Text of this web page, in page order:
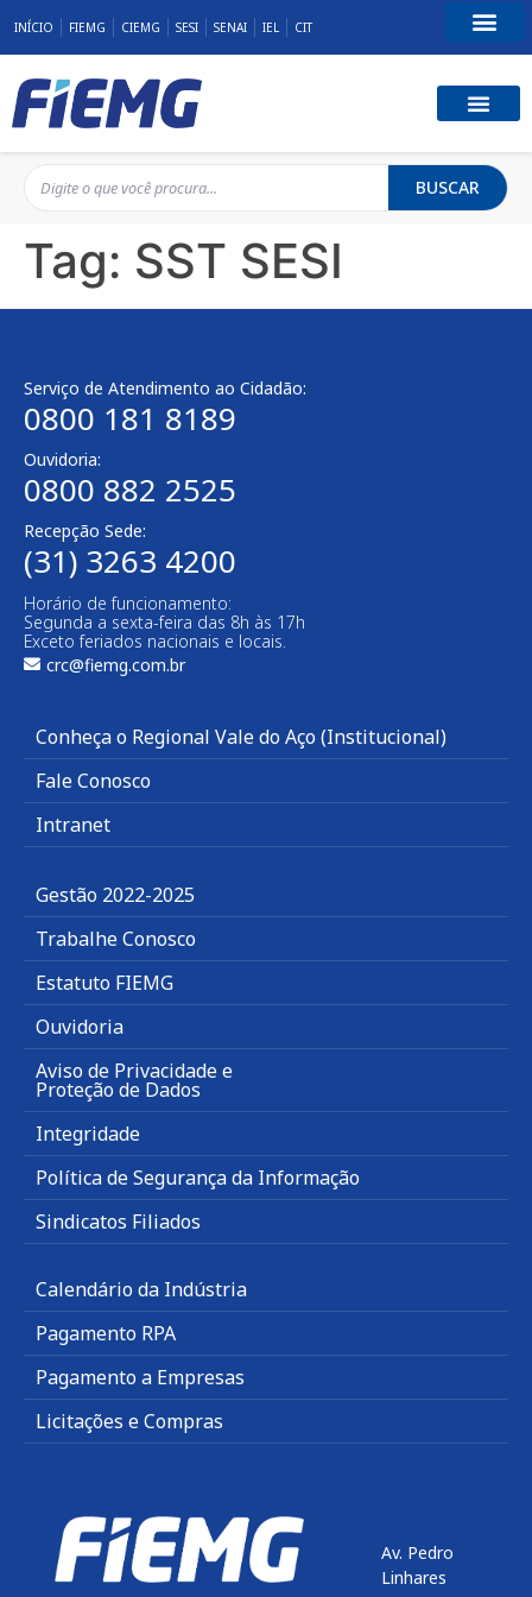
INÍCIO FIEMG CIEMG SESI SENAI IEL CIT
BUSCAR
Tag: SST SESI
Serviço de Atendimento ao Cidadão:
0800 181 8189
Ouvidoria:
0800 882 2525
Recepção Sede:
(31) 3263 4200
Horário de funcionamento:
Segunda a sexta-feira das 8h às 17h
Exceto feriados nacionais e locais.
crc@fiemg.com.br
Conheça o Regional Vale do Aço (Institucional)
Fale Conosco
Intranet
Gestão 2022-2025
Trabalhe Conosco
Estatuto FIEMG
Ouvidoria
Aviso de Privacidade e
Proteção de Dados
Integridade
Política de Segurança da Informação
Sindicatos Filiados
Calendário da Indústria
Pagamento RPA
Pagamento a Empresas
Licitações e Compras
Av. Pedro
Linhares